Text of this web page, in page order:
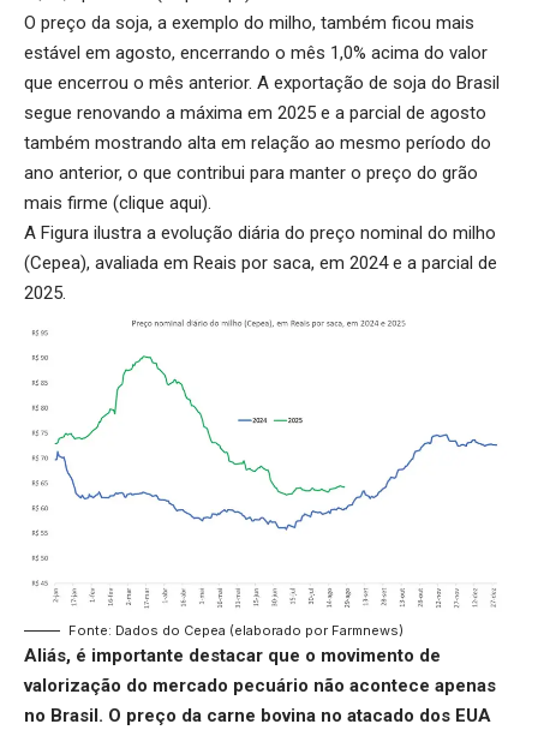
O preço da soja, a exemplo do milho, também ficou mais
estável em agosto, encerrando o mês 1,0% acima do valor
que encerrou o mês anterior. A exportação de soja do Brasil
segue renovando a máxima em 2025 e a parcial de agosto
também mostrando alta em relação ao mesmo período do
ano anterior, o que contribui para manter o preço do grão
mais firme (clique aqui).
A Figura ilustra a evolução diária do preço nominal do milho
(Cepea), avaliada em Reais por saca, em 2024 e a parcial de
2025.
Fonte: Dados do Cepea (elaborado por Farmnews)
Aliás, é importante destacar que o movimento de
valorização do mercado pecuário não acontece apenas
no Brasil. O preço da carne bovina no atacado dos EUA